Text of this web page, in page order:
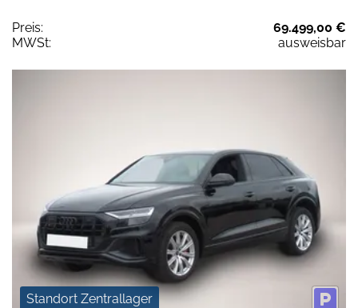
Preis:
69.499,00 €
MWSt:
ausweisbar
Standort Zentrallager